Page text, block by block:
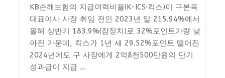
KB손해보험의 지급여력비율(K-ICS·킥스)이 구본욱
대표이사 사장 취임 전인 2023년 말 215.94%에서
올해 상반기 183.9%(잠정치)로 32%포인트가량 낮
아진 가운데, 킥스가 1년 새 29.52%포인트 떨어진
2024년에도 구 사장에게 2억8천500만원의 단기
성과급이 지급 ...